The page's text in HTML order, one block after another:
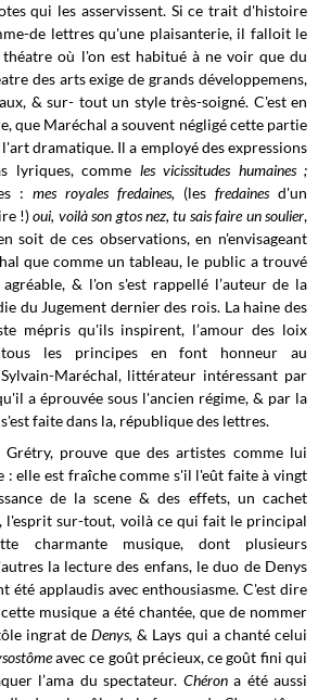
qui les asservissent. Si ce trait d'histoire
de lettres qu'une plaisanterie, il falloit le
où l'on est habitué à ne voir que du
des arts exige de grands développemens,
& sur- tout un style très-soigné. C'est en
que Maréchal a souvent négligé cette partie
dramatique. Il a employé des expressions
lyriques, comme lesvicissitudes humaines ;
:mes royales fredaines, (lesfredainesd'un
!)oui, voilà son gtos nez, tu sais faire un soulier,
soit de ces observations, en n'envisageant
que comme un tableau, le public a trouvé
& l'on s'est rappellé l’auteur de la
du Jugement dernier des rois. La haine des
mépris qu'ils inspirent, l’amour des loix
tous les principes en font honneur au
Maréchal, littérateur intéressant par
a éprouvée sous l'ancien régime, & par la
faite dans la, république des lettres.
Grétry, prouve que des artistes comme lui
: elle est fraîche comme s'il l'eût faite à vingt
de la scene & des effets, un cachet
l'esprit sur-tout, voilà ce qui fait le principal
charmante musique, dont plusieurs
la lecture des enfans, le duo de Denys
été applaudis avec enthousiasme. C'est dire
musique a été chantée, que de nommer
ingrat deDenys,& Lays qui a chanté celui
avec ce goût précieux, ce goût fini qui
l’ama du spectateur. Chérona été aussi